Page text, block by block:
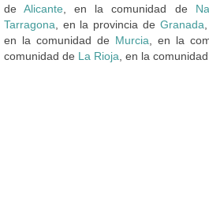
deAlicante , en la comunidad de
Tarragona , en la provincia de Granada
en la comunidad de Murcia , en la
comunidad de La Rioja , en la